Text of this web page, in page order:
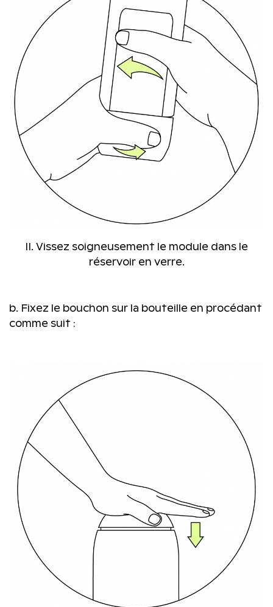
II. Vissez soigneusement le module dans le
réservoir en verre.
b. Fixez le bouchon sur la bouteille en procédant
comme suit :